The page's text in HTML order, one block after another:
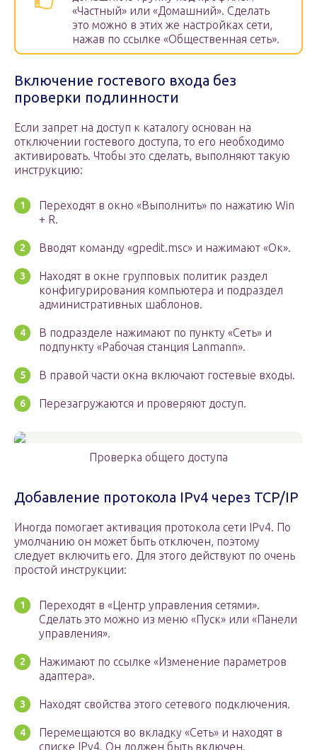
«Частный» или «Домашний». Сделать
это можно в этих же настройках сети,
нажав по ссылке «Общественная сеть».
Включение гостевого входа без
проверки подлинности
Если запрет на доступ к каталогу основан на
отключении гостевого доступа, то его необходимо
активировать. Чтобы это сделать, выполняют такую
инструкцию:
Переходят в окно «Выполнить» по нажатию Win
+ R.
Вводят команду «gpedit.msc» и нажимают «Ок».
Находят в окне групповых политик раздел
конфигурирования компьютера и подраздел
административных шаблонов.
В подразделе нажимают по пункту «Сеть» и
подпункту «Рабочая станция Lanmann».
В правой части окна включают гостевые входы.
Перезагружаются и проверяют доступ.
Проверка общего доступа
Добавление протокола IPv4 через TCP/IP
Иногда помогает активация протокола сети IPv4. По
умолчанию он может быть отключен, поэтому
следует включить его. Для этого действуют по очень
простой инструкции:
Переходят в «Центр управления сетями».
Сделать это можно из меню «Пуск» или «Панели
управления».
Нажимают по ссылке «Изменение параметров
адаптера».
Находят свойства этого сетевого подключения.
Перемещаются во вкладку «Сеть» и находят в
списке IPv4. Он должен быть включен.